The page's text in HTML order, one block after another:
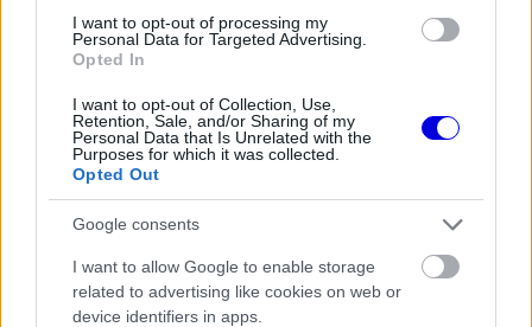
I want to opt-out of processing my
Personal Data for Targeted Advertising.
Opted In
I want to opt-out of Collection, Use,
Retention, Sale, and/or Sharing of my
Personal Data that Is Unrelated with the
Purposes for which it was collected.
Opted Out
Google consents
I want to allow Google to enable storage
related to advertising like cookies on web or
device identifiers in apps.
loading.
modal
window.
the server or network failed or because the format
is not supported.
Az információk szerint ez akár körönként
félmásodperces gyorsulást is jelenthet, ami elsőre